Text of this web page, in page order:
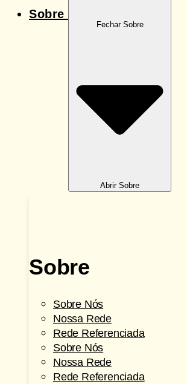
Sobre
Fechar Sobre
Abrir Sobre
Sobre
Sobre Nós
Nossa Rede
Rede Referenciada
Sobre Nós
Nossa Rede
Rede Referenciada